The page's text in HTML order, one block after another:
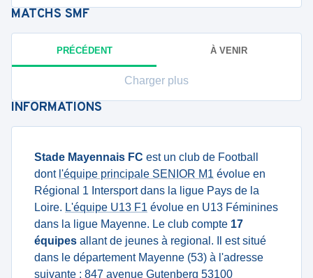
MATCHS SMF
PRÉCÉDENT À VENIR
Charger plus
INFORMATIONS
Stade Mayennais FC est un club de Football
dont l'équipe principale SENIOR M1 évolue en
Régional 1 Intersport dans la ligue Pays de la
Loire. L'équipe U13 F1 évolue en U13 Féminines
dans la ligue Mayenne. Le club compte 17
équipes allant de jeunes à regional. Il est situé
dans le département Mayenne (53) à l'adresse
suivante : 847 avenue Gutenberg 53100